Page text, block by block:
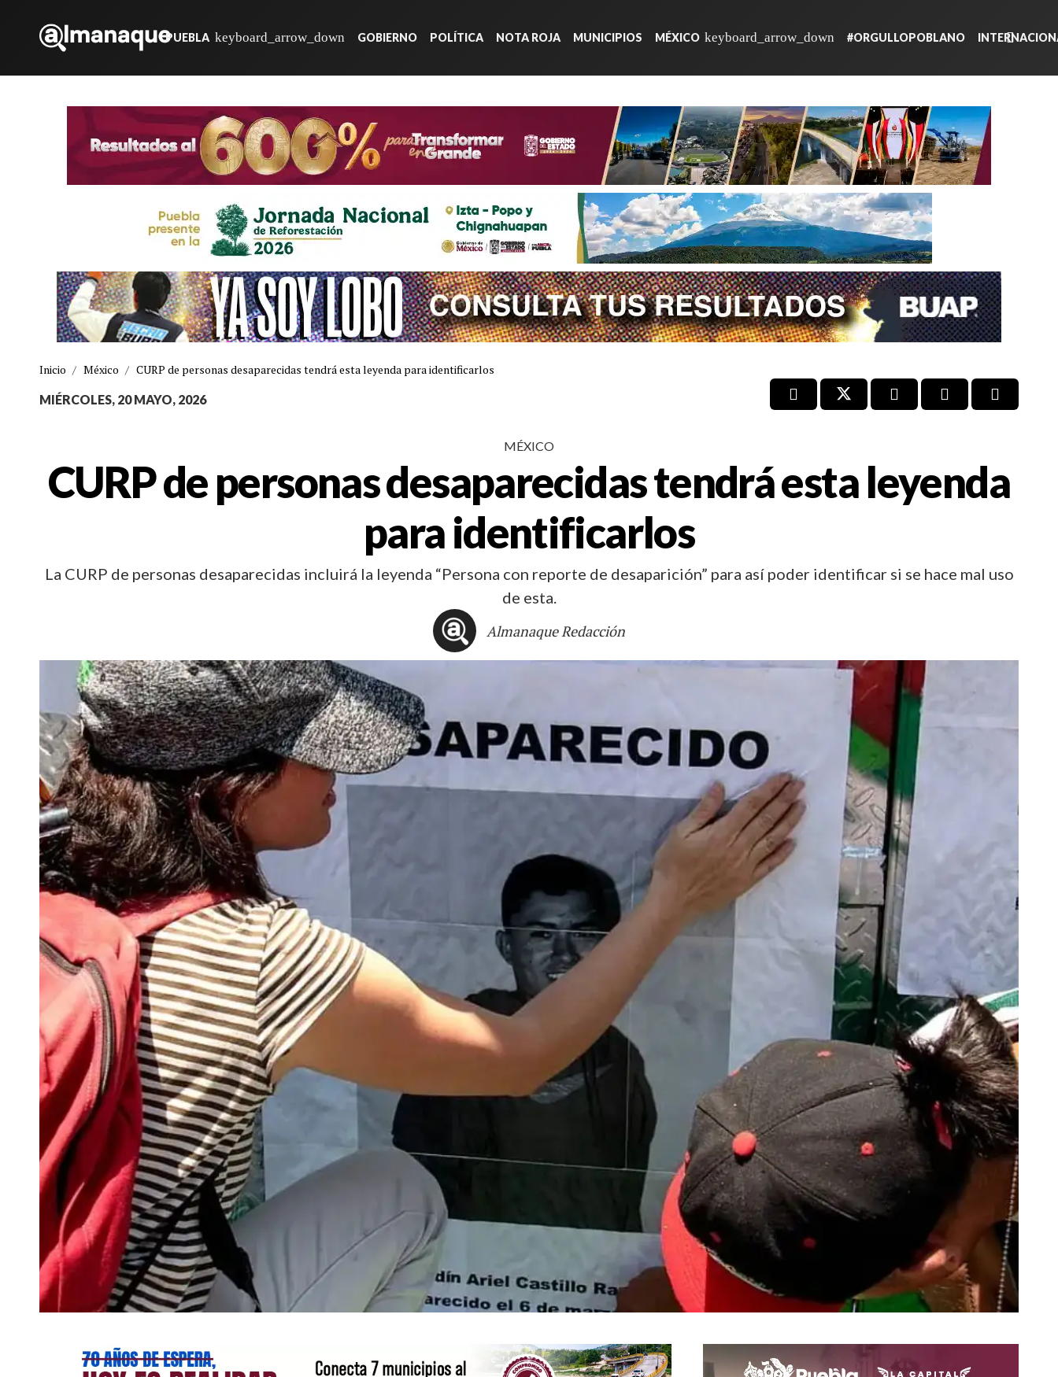
PUEBLA GOBIERNO POLÍTICA NOTA ROJA MUNICIPIOS MÉXICO #ORGULLOPOBLANO
Inicio / México / CURP de personas desaparecidas tendrá esta leyenda para identificarlos
MIÉRCOLES, 20 MAYO, 2026
MÉXICO
CURP de personas desaparecidas tendrá esta leyenda
para identificarlos
La CURP de personas desaparecidas incluirá la leyenda “Persona con reporte de desaparición” para así poder identificar si se hace mal uso
de esta.
Almanaque Redacción